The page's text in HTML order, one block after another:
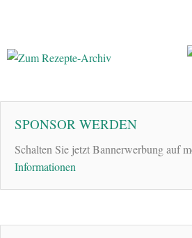
SPONSOR WERDEN
Schalten Sie jetzt Bannerwerbung auf
Informationen